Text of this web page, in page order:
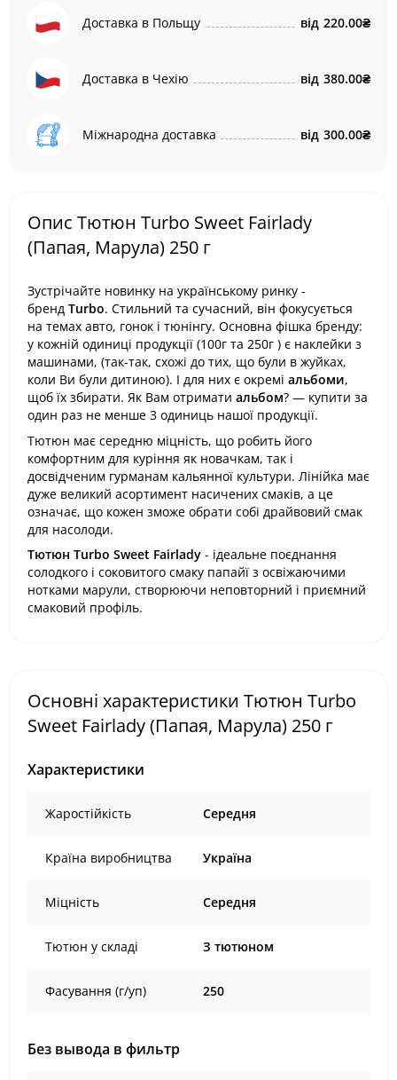
Доставка в Польщу від 220.00₴
Доставка в Чехію від 380.00₴
Міжнародна доставка від 300.00₴
Опис Тютюн Turbo Sweet Fairlady
(Папая, Марула) 250 г
Зустрічайте новинку на українському ринку -
бренд Turbo. Стильний та сучасний, він фокусується
на темах авто, гонок і тюнінгу. Основна фішка бренду:
у кожній одиниці продукції (100г та 250г ) є наклейки з
машинами, (так-так, схожі до тих, що були в жуйках,
коли Ви були дитиною). І для них є окремі альбоми,
щоб їх збирати. Як Вам отримати альбом? — купити за
один раз не менше 3 одиниць нашої продукції.
Тютюн має середню міцність, що робить його
комфортним для куріння як новачкам, так і
досвідченим гурманам кальянної культури. Лінійка має
дуже великий асортимент насичених смаків, а це
означає, що кожен зможе обрати собі драйвовий смак
для насолоди.
Тютюн Turbo Sweet Fairlady - ідеальне поєднання
солодкого і соковитого смаку папайї з освіжаючими
нотками марули, створюючи неповторний і приємний
смаковий профіль.
Основні характеристики Тютюн Turbo
Sweet Fairlady (Папая, Марула) 250 г
Характеристики
Жаростійкість Середня
Країна виробництва Україна
Міцність Середня
Тютюн у складі З тютюном
Фасування (г/уп) 250
Без вывода в фильтр